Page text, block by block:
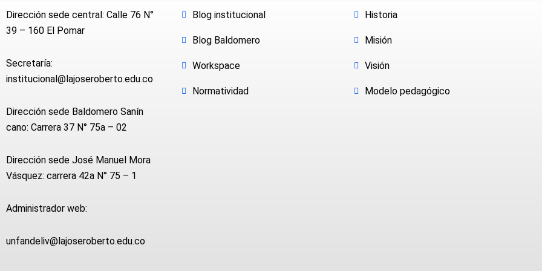
Dirección sede central: Calle 76 N°
39 – 160 El Pomar
Secretaría:
institucional@lajoseroberto.edu.co
Dirección sede Baldomero Sanín
cano: Carrera 37 N° 75a – 02
Dirección sede José Manuel Mora
Vásquez: carrera 42a N° 75 – 1
Administrador web:
unfandeliv@lajoseroberto.edu.co
Blog institucional
Blog Baldomero
Workspace
Normatividad
Historia
Misión
Visión
Modelo pedagógico